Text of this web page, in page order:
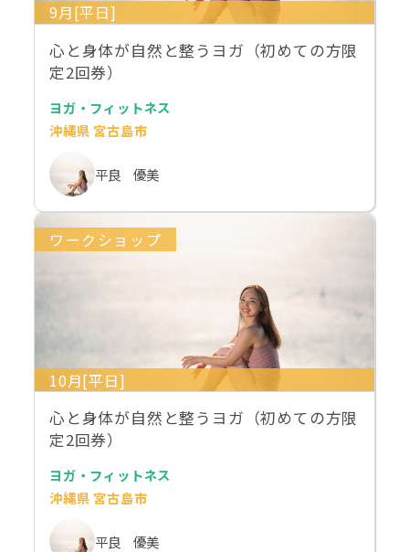
9月[平日]
心と身体が自然と整うヨガ（初めての方限
定2回券）
ヨガ・フィットネス
沖縄県 宮古島市
平良 優美
ワークショップ
10月[平日]
心と身体が自然と整うヨガ（初めての方限
定2回券）
ヨガ・フィットネス
沖縄県 宮古島市
平良 優美